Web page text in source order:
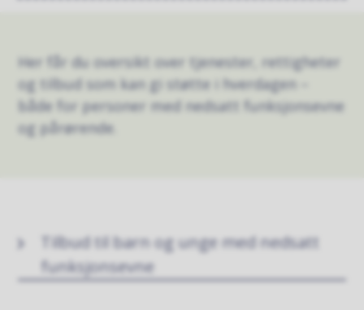
Her får du oversikt over tjenester, rettigheter
og tilbud som kan gi støtte i hverdagen –
både for personer med nedsatt funksjonsevne
og pårørende.
Tilbud til barn og unge med nedsatt
funksjonsevne